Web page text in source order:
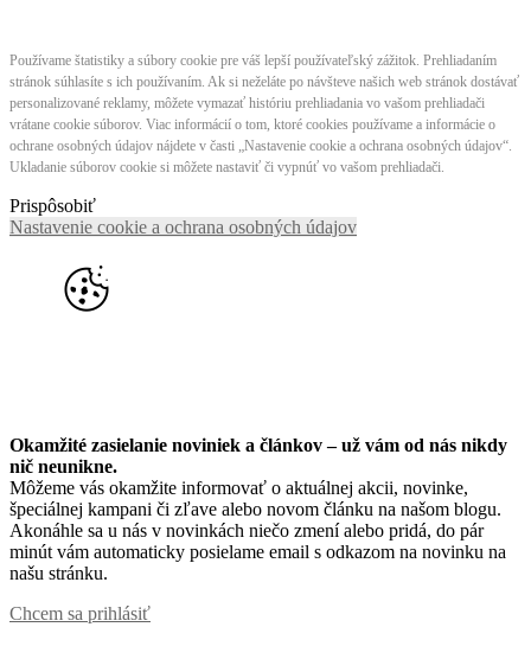
Používame štatistiky a súbory cookie pre váš lepší používateľský zážitok. Prehliadaním
stránok súhlasíte s ich používaním. Ak si neželáte po návšteve našich web stránok dostávať
personalizované reklamy, môžete vymazať históriu prehliadania vo vašom prehliadači
vrátane cookie súborov. Viac informácií o tom, ktoré cookies používame a informácie o
ochrane osobných údajov nájdete v časti „Nastavenie cookie a ochrana osobných údajov“.
Ukladanie súborov cookie si môžete nastaviť či vypnúť vo vašom prehliadači.
Prispôsobiť
Nastavenie cookie a ochrana osobných údajov
Okamžité zasielanie noviniek a článkov – už vám od nás nikdy
nič neunikne.
Môžeme vás okamžite informovať o aktuálnej akcii, novinke,
špeciálnej kampani či zľave alebo novom článku na našom blogu.
Akonáhle sa u nás v novinkách niečo zmení alebo pridá, do pár
minút vám automaticky posielame email s odkazom na novinku na
našu stránku.
Chcem sa prihlásiť